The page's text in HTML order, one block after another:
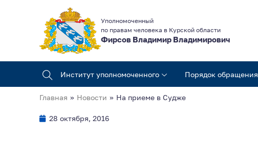
Уполномоченный
по правам человека в Курской области
Фирсов Владимир Владимирович
Институт уполномоченного Порядок обращения
Главная » Новости » На приеме в Судже
28 октября, 2016